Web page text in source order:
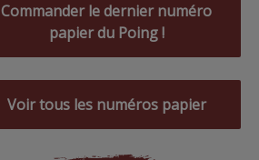
Commander le dernier numéro
papier du Poing !
Voir tous les numéros papier